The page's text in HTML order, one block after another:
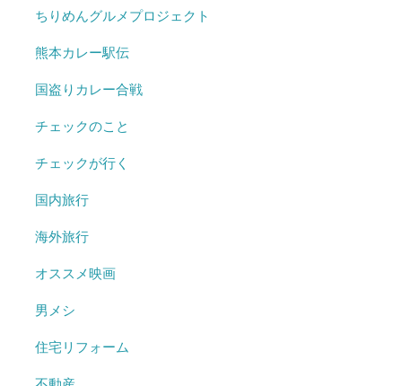
ちりめんグルメプロジェクト
熊本カレー駅伝
国盗りカレー合戦
チェックのこと
チェックが行く
国内旅行
海外旅行
オススメ映画
男メシ
住宅リフォーム